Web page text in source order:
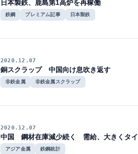
日本製鉄、鹿島第1高炉を再稼働
鉄鋼 プレミアム記事 日本製鉄
2020.12.07
銅スクラップ 中国向け息吹き返す
非鉄金属 非鉄金属スクラップ
2020.12.07
中国 鋼材在庫減少続く 需給、大きくタ
アジア金属 鉄鋼統計